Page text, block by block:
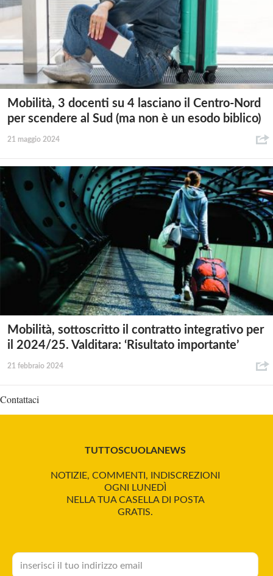
Mobilità, 3 docenti su 4 lasciano il Centro-Nord
per scendere al Sud (ma non è un esodo biblico)
21 maggio 2024
Mobilità, sottoscritto il contratto integrativo per
il 2024/25. Valditara: ‘Risultato importante’
21 febbraio 2024
Contattaci
TUTTOSCUOLANEWS
NOTIZIE, COMMENTI, INDISCREZIONI
OGNI LUNEDÌ
NELLA TUA CASELLA DI POSTA
GRATIS.